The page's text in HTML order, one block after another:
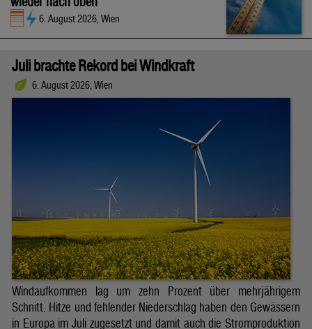
6. August 2026, Wien
Juli brachte Rekord bei Windkraft
6. August 2026, Wien
Windaufkommen lag um zehn Prozent über mehrjährigem
Schnitt. Hitze und fehlender Niederschlag haben den Gewässern
in Europa im Juli zugesetzt und damit auch die Stromproduktion